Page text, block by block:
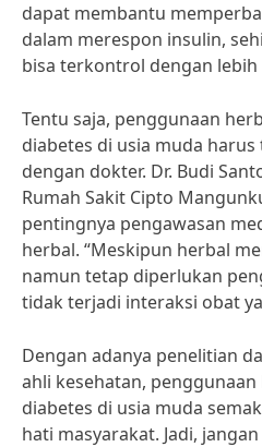
dapat membantu
dalam merespon insulin,
bisa terkontrol dengan lebih
Tentu saja, penggunaan
diabetes di usia muda
dengan dokter. Dr. Budi
Rumah Sakit Cipto
pentingnya pengawasan
herbal. “Meskipun herbal
namun tetap diperlukan
tidak terjadi interaksi obat
Dengan adanya penelitian
ahli kesehatan,
diabetes di usia muda
hati masyarakat. Jadi,